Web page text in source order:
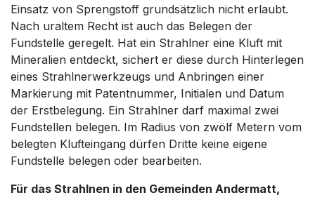
Einsatz von Sprengstoff grundsätzlich nicht erlaubt.
Nach uraltem Recht ist auch das Belegen der
Fundstelle geregelt. Hat ein Strahlner eine Kluft mit
Mineralien entdeckt, sichert er diese durch Hinterlegen
eines Strahlnerwerkzeugs und Anbringen einer
Markierung mit Patentnummer, Initialen und Datum
der Erstbelegung. Ein Strahlner darf maximal zwei
Fundstellen belegen. Im Radius von zwölf Metern vom
belegten Klufteingang dürfen Dritte keine eigene
Fundstelle belegen oder bearbeiten.
Für das Strahlnen in den Gemeinden Andermatt,